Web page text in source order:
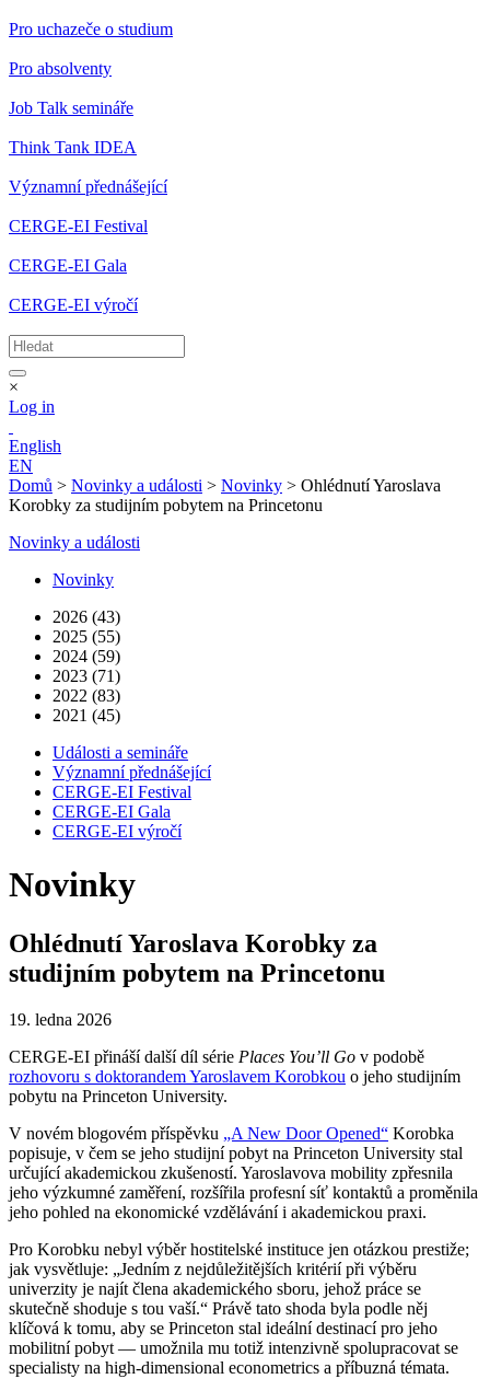
Pro uchazeče o studium
Pro absolventy
Job Talk semináře
Think Tank IDEA
Významní přednášející
CERGE-EI Festival
CERGE-EI Gala
CERGE-EI výročí
×
Log in
English
EN
Domů > Novinky a události > Novinky > Ohlédnutí Yaroslava
Korobky za studijním pobytem na Princetonu
Novinky a události
Novinky
2026 (43)
2025 (55)
2024 (59)
2023 (71)
2022 (83)
2021 (45)
Události a semináře
Významní přednášející
CERGE-EI Festival
CERGE-EI Gala
CERGE-EI výročí
Novinky
Ohlédnutí Yaroslava Korobky za
studijním pobytem na Princetonu
19. ledna 2026
CERGE-EI přináší další díl série Places You’ll Go v podobě
rozhovoru s doktorandem Yaroslavem Korobkou o jeho studijním
pobytu na Princeton University.
V novém blogovém příspěvku „A New Door Opened“ Korobka
popisuje, v čem se jeho studijní pobyt na Princeton University stal
určující akademickou zkušeností. Yaroslavova mobility zpřesnila
jeho výzkumné zaměření, rozšířila profesní síť kontaktů a proměnila
jeho pohled na ekonomické vzdělávání i akademickou praxi.
Pro Korobku nebyl výběr hostitelské instituce jen otázkou prestiže;
jak vysvětluje: „Jedním z nejdůležitějších kritérií při výběru
univerzity je najít člena akademického sboru, jehož práce se
skutečně shoduje s tou vaší.“ Právě tato shoda byla podle něj
klíčová k tomu, aby se Princeton stal ideální destinací pro jeho
mobilitní pobyt — umožnila mu totiž intenzivně spolupracovat se
specialisty na high-dimensional econometrics a příbuzná témata.